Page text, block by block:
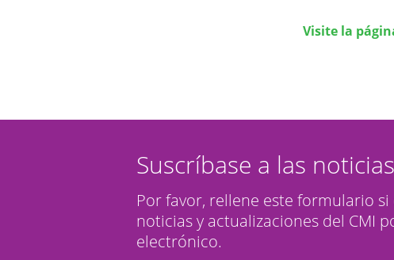
Visite la
Suscríbase a las
Por favor, rellene este formulario
noticias y actualizaciones del CMI
electrónico.